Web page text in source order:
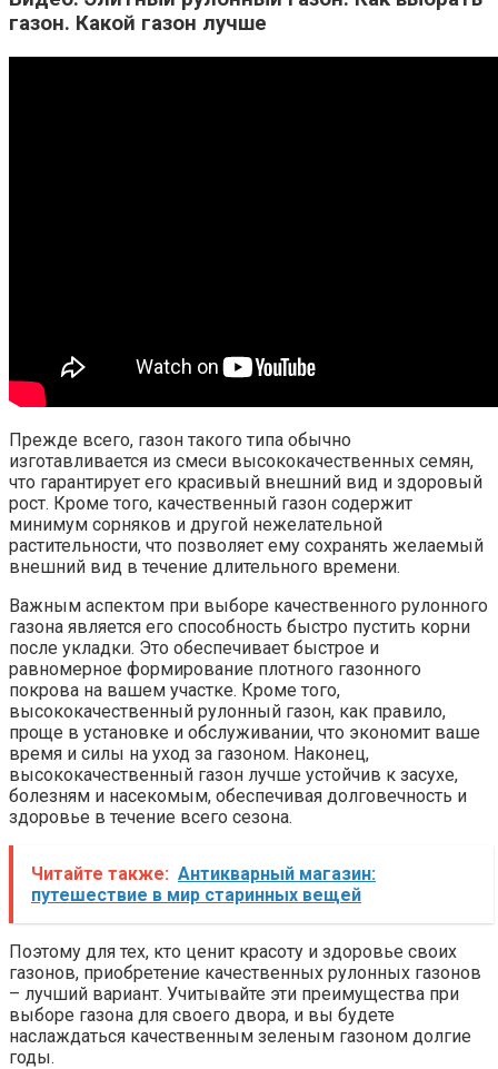
газон. Какой газон лучше
Прежде всего, газон такого типа обычно
изготавливается из смеси высококачественных семян,
что гарантирует его красивый внешний вид и здоровый
рост. Кроме того, качественный газон содержит
минимум сорняков и другой нежелательной
растительности, что позволяет ему сохранять желаемый
внешний вид в течение длительного времени.
Важным аспектом при выборе качественного рулонного
газона является его способность быстро пустить корни
после укладки. Это обеспечивает быстрое и
равномерное формирование плотного газонного
покрова на вашем участке. Кроме того,
высококачественный рулонный газон, как правило,
проще в установке и обслуживании, что экономит ваше
время и силы на уход за газоном. Наконец,
высококачественный газон лучше устойчив к засухе,
болезням и насекомым, обеспечивая долговечность и
здоровье в течение всего сезона.
Читайте также: Антикварный магазин:
путешествие в мир старинных вещей
Поэтому для тех, кто ценит красоту и здоровье своих
газонов, приобретение качественных рулонных газонов
– лучший вариант. Учитывайте эти преимущества при
выборе газона для своего двора, и вы будете
наслаждаться качественным зеленым газоном долгие
годы.